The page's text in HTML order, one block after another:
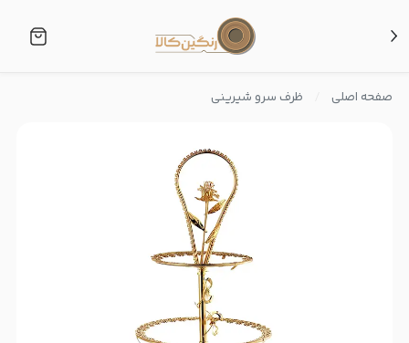
صفحه اصلی ظرف سرو شیرینی